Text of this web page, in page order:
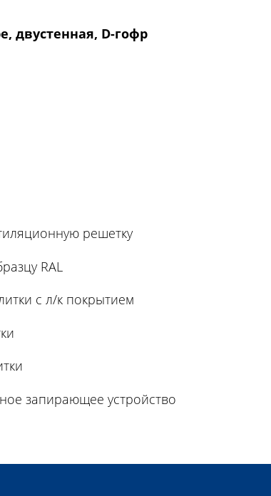
двустенная, D-гофр
решетку
RAL
с л/к покрытием
запирающее устройство